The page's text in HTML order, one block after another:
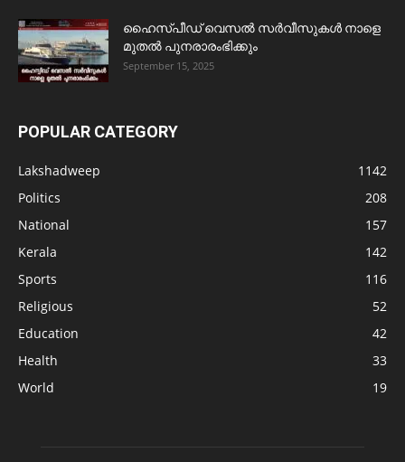
ഹൈസ്പീഡ് വെസൽ സർവീസുകൾ നാളെ
മുതൽ പുനരാരംഭിക്കും
September 15, 2025
POPULAR CATEGORY
Lakshadweep
1142
Politics
208
National
157
Kerala
142
Sports
116
Religious
52
Education
42
Health
33
World
19